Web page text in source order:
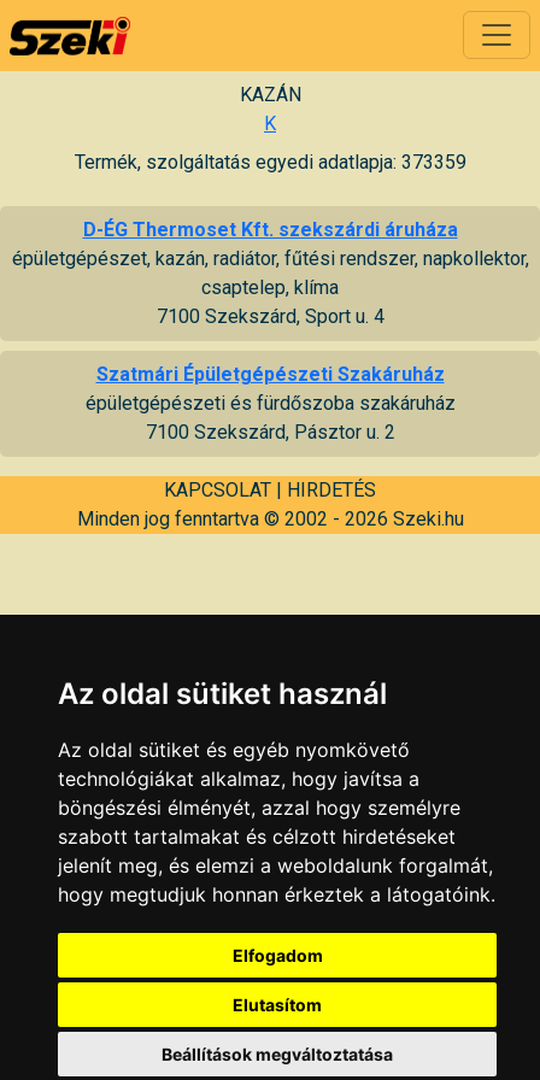
KAZÁN
K
Termék, szolgáltatás egyedi adatlapja: 373359
D-ÉG Thermoset Kft. szekszárdi áruháza
épületgépészet, kazán, radiátor, fűtési rendszer, napkollektor,
csaptelep, klíma
7100 Szekszárd, Sport u. 4
Szatmári Épületgépészeti Szakáruház
épületgépészeti és fürdőszoba szakáruház
7100 Szekszárd, Pásztor u. 2
KAPCSOLAT | HIRDETÉS
Minden jog fenntartva © 2002 - 2026 Szeki.hu
Az oldal sütiket használ
Az oldal sütiket és egyéb nyomkövető
technológiákat alkalmaz, hogy javítsa a
böngészési élményét, azzal hogy személyre
szabott tartalmakat és célzott hirdetéseket
jelenít meg, és elemzi a weboldalunk forgalmát,
hogy megtudjuk honnan érkeztek a látogatóink.
Elfogadom
Elutasítom
Beállítások megváltoztatása